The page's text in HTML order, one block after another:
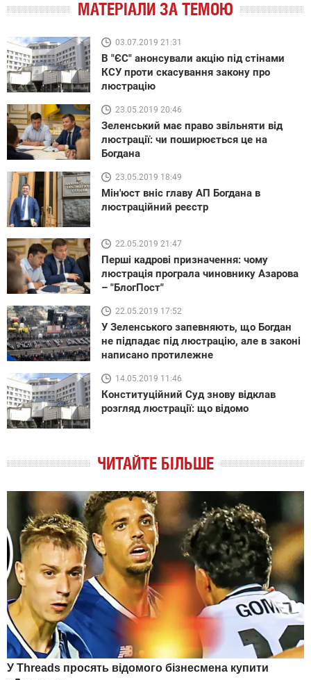
МАТЕРІАЛИ ЗА ТЕМОЮ
03.07.2019 21:31
В "ЄС" анонсували акцію під стінами
КСУ проти скасування закону про
люстрацію
23.05.2019 20:46
Зеленський має право звільняти від
люстрації: чи поширюється це на
Богдана
23.05.2019 18:49
Мін'юст вніс главу АП Богдана в
люстраційний реєстр
22.05.2019 21:47
Перші кадрові призначення: чому
люстрація програла чиновнику Азарова
– "БлогПост"
22.05.2019 17:52
У Зеленського запевняють, що Богдан
не підпадає під люстрацію, але в законі
написано протилежне
14.05.2019 11:46
Конституційний Суд знову відклав
розгляд люстрації: що відомо
ЧИТАЙТЕ БІЛЬШЕ